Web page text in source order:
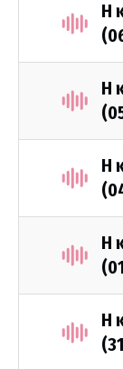
Η
Η
Η
Η
Η